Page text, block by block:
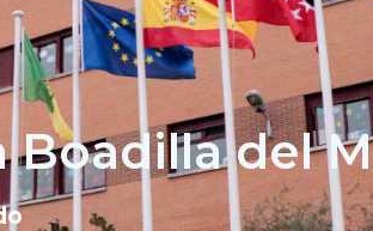
Boadilla del